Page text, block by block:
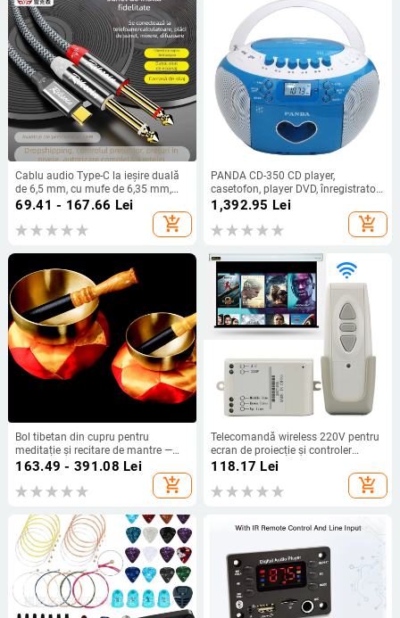
Cablu audio Type-C la ieșire duală
de 6,5 mm, cu mufe de 6,35 mm,
pentru orgă electronică și mixer de
69.41 - 167.66 Lei
add_shopping_cart
PANDA CD-350 CD player,
casetofon, player DVD, înregistrator
pe bandă
1,392.95 Lei
add_shopping_cart
Bol tibetan din cupru pentru
meditație și recitare de mantre —
instrument ritual budist, lucrat
163.49 - 391.08 Lei
add_shopping_cart
Telecomandă wireless 220V pentru
ecran de proiecție și controler
electric al ecranului – accesorii
118.17 Lei
add_shopping_cart